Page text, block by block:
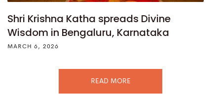
Shri Krishna Katha spreads Divine
Wisdom in Bengaluru, Karnataka
MARCH 6, 2026
READ MORE